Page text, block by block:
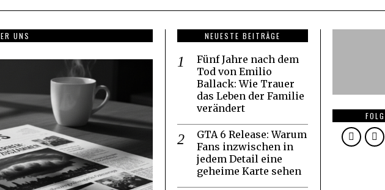
UNS NEUESTE BEITRÄGE
Fünf Jahre nach dem
Tod von Emilio
Ballack: Wie Trauer
das Leben der Familie
verändert
GTA 6 Release: Warum
Fans inzwischen in
jedem Detail eine
geheime Karte sehen